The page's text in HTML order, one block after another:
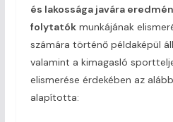
és lakossága javára
folytatókmunkájának
számára történő példaképül
valamint a kimagasló
elismerése érdekében az
alapította: